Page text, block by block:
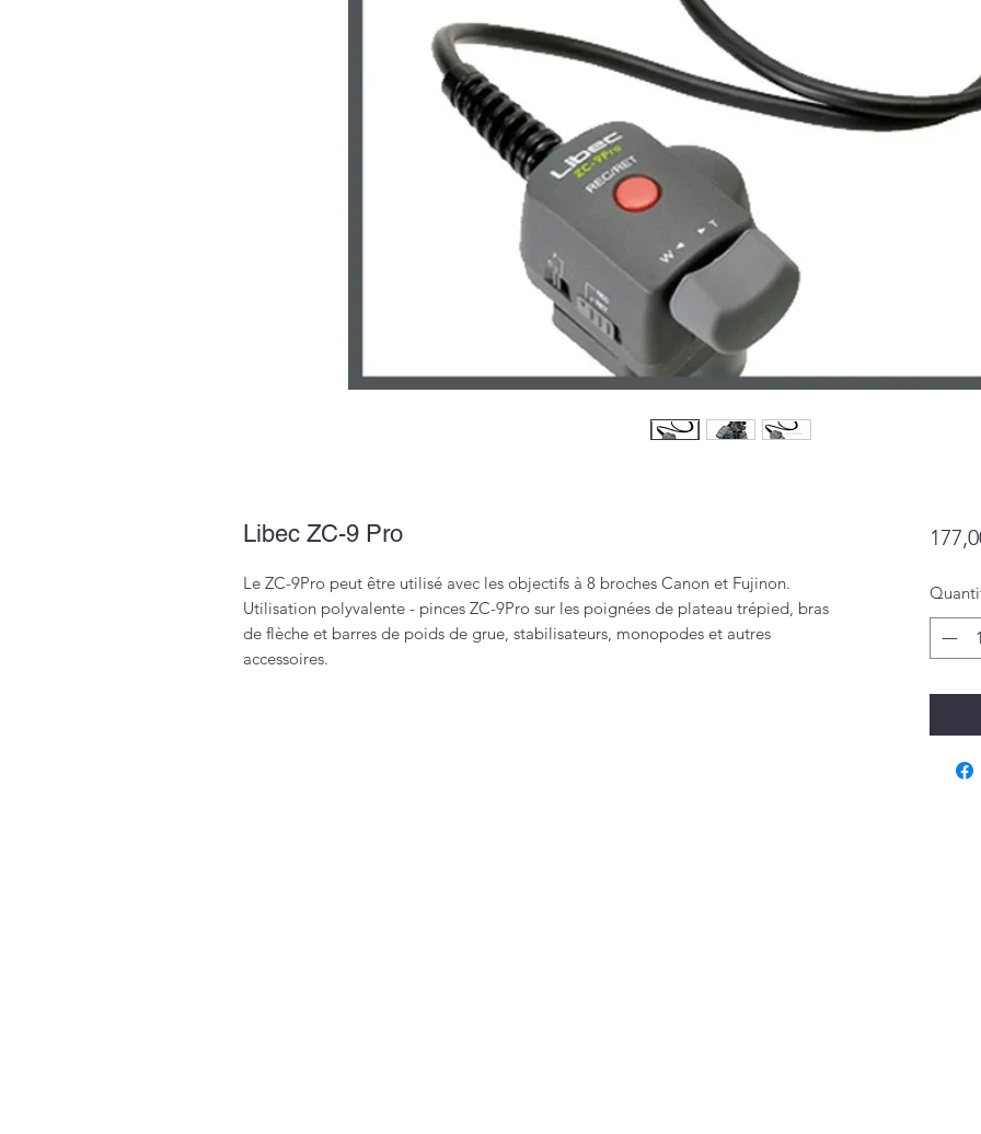
Libec ZC-9 Pro
Le ZC-9Pro peut être utilisé avec les objectifs à 8 broches Canon et Fujinon.
Utilisation polyvalente - pinces ZC-9Pro sur les poignées de plateau trépied, bras
de flèche et barres de poids de grue, stabilisateurs, monopodes et autres
accessoires.